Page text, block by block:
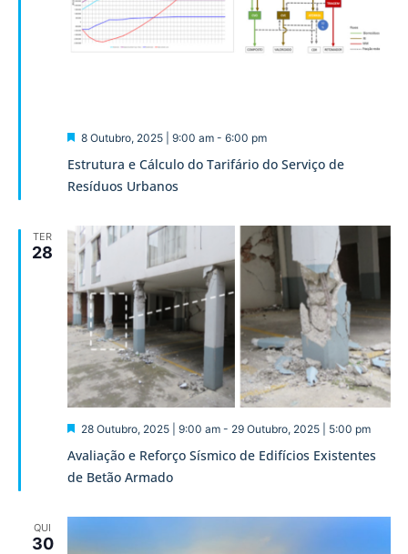
Estrutura e Cálculo do Tarifário do Serviço de
Resíduos Urbanos
Destaque
8 Outubro, 2025 | 9:00 am- 6:00 pm
TER
28
Avaliação e Reforço Sísmico de Edifícios Existentes
de Betão Armado
Destaque
28 Outubro, 2025 | 9:00 am- 29 Outubro, 2025 | 5:00 pm
QUI
30